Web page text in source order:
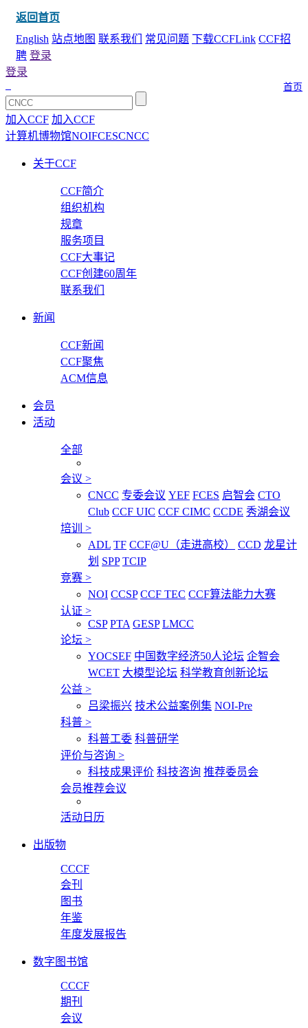
返回首页
English 站点地图 联系我们 常见问题 下载CCFLink CCF招
聘 登录
首页
登录
加入CCF 加入CCF
计算机博物馆NOIFCESCNCC
关于CCF
CCF简介
组织机构
规章
服务项目
CCF大事记
CCF创建60周年
联系我们
新闻
CCF新闻
CCF聚焦
ACM信息
会员
活动
全部
会议 >
CNCC 专委会议 YEF FCES 启智会 CTO
Club CCF UIC CCF CIMC CCDE 秀湖会议
培训 >
ADL TF CCF@U（走进高校） CCD 龙星计
划 SPP TCIP
竞赛 >
NOI CCSP CCF TEC CCF算法能力大赛
认证 >
CSP PTA GESP LMCC
论坛 >
YOCSEF 中国数字经济50人论坛 企智会
WCET 大模型论坛 科学教育创新论坛
公益 >
吕梁振兴 技术公益案例集 NOI-Pre
科普 >
科普工委 科普研学
评价与咨询 >
科技成果评价 科技咨询 推荐委员会
会员推荐会议
活动日历
出版物
CCCF
会刊
图书
年鉴
年度发展报告
数字图书馆
CCCF
期刊
会议